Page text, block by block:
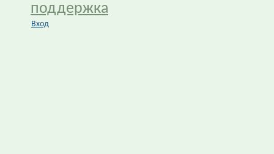
поддержка
Вход